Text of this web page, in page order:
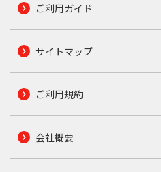
ご利用ガイド
サイトマップ
ご利用規約
会社概要